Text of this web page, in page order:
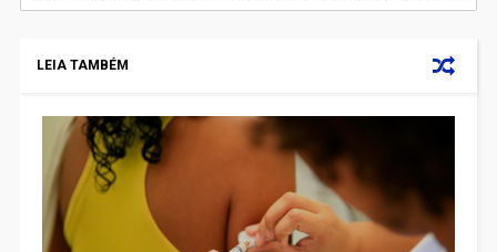
LEIA TAMBÉM